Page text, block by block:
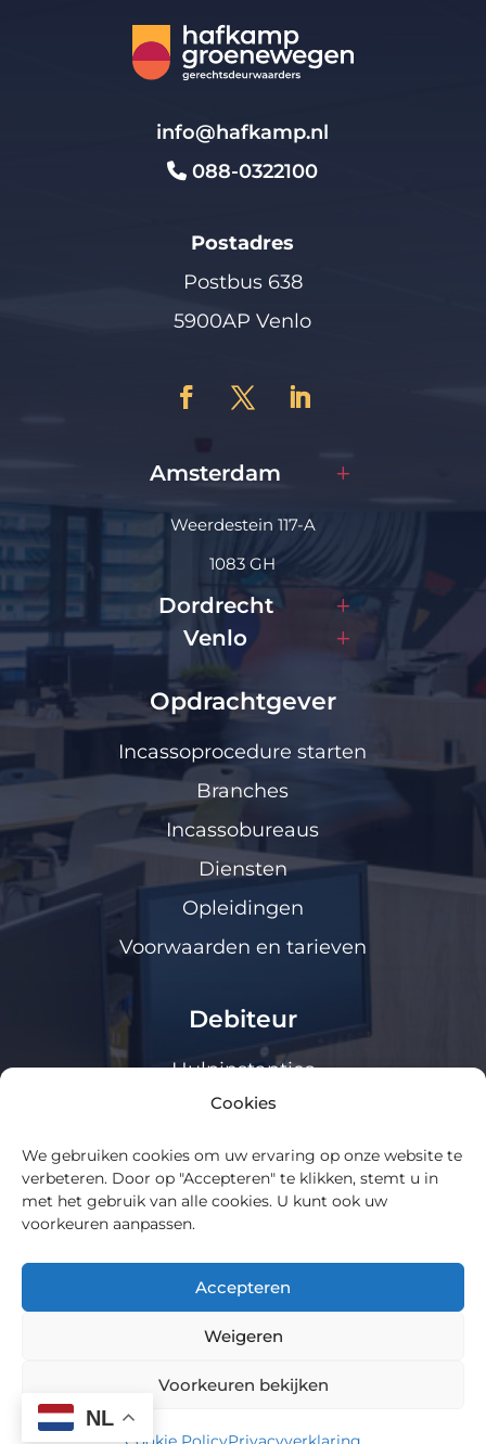
Cookies
We gebruiken cookies om uw ervaring op onze website te
verbeteren. Door op "Accepteren" te klikken, stemt u in
met het gebruik van alle cookies. U kunt ook uw
voorkeuren aanpassen.
Accepteren
Weigeren
Voorkeuren bekijken
info@hafkamp.nl
088-0322100
Postadres
Postbus 638
5900AP Venlo
Amsterdam
Weerdestein 117-A
1083 GH
Dordrecht
Venlo
Opdrachtgever
Incassoprocedure starten
Branches
Incassobureaus
Diensten
Opleidingen
Voorwaarden en tarieven
Debiteur
Hulpinstanties
Klanten loket
Algemeen
Cookie Policy
Privacy statement
Copyright 2025 – Hafkamp Gerechtsdeurwaarders |
Powered byTDG Digital
NL